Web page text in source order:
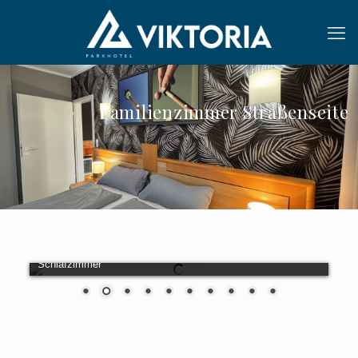
Familienzimmer Straßenseite